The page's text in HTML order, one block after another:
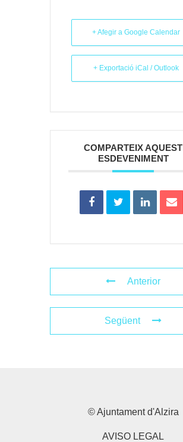
+ Afegir a Google Calendar
+ Exportació iCal / Outlook
COMPARTEIX AQUEST
ESDEVENIMENT
Anterior
Següent
© Ajuntament d'Alzira
AVISO LEGAL